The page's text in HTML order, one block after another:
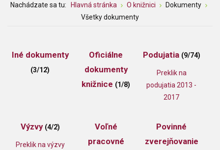
Nachádzate sa tu: Hlavná stránka O knižnici
Dokumenty
Všetky dokumenty
Iné dokumenty
(3/12)
Oficiálne
dokumenty
knižnice (1/8)
Podujatia (9/74)
Preklik na
podujatia 2013 -
2017
Výzvy (4/2)
Preklik na výzvy
Voľné
pracovné
Povinné
zverejňovanie